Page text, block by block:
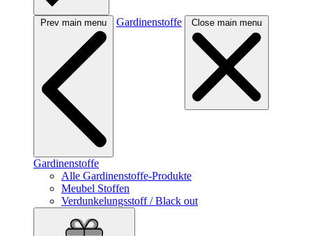
Prev main menu Gardinenstoffe Close main menu
Gardinenstoffe
Alle Gardinenstoffe-Produkte
Meubel Stoffen
Verdunkelungsstoff / Black out